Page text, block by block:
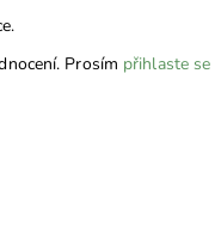
Prosím přihlaste se